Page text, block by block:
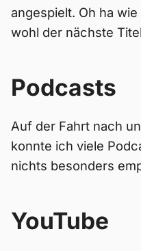
angespielt. Oh ha
wohl der nächste
Podcasts
Auf der Fahrt nach
konnte ich viele
nichts besonders
YouTube